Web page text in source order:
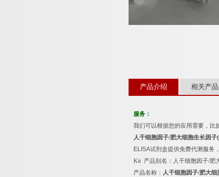
产品介绍 相关产品
服务：
我们可以根据您的应用需要，比
人干细胞因子/肥大细胞生长因子
ELISA试剂盒提供免费代测服务
Kit 产品别名： 人干细胞因子/肥
产品名称： 人干细胞因子/肥大细